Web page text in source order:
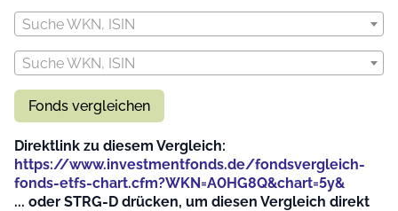
Suche WKN, ISIN
Suche WKN, ISIN
Fonds vergleichen
Direktlink zu diesem Vergleich:
https://www.investmentfonds.de/fondsvergleich-
fonds-etfs-chart.cfm?WKN=A0HG8Q&chart=5y&
... oder STRG-D drücken, um diesen Vergleich direkt